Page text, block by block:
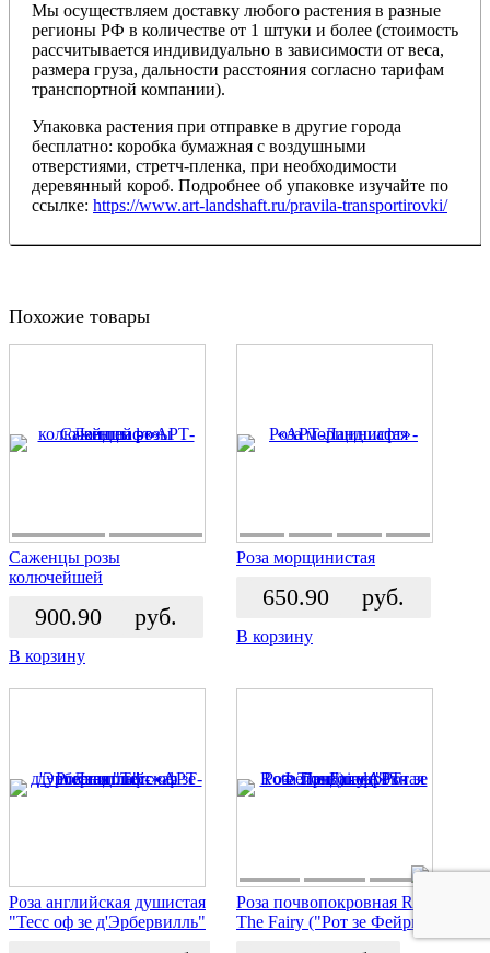
Мы осуществляем доставку любого растения в разные
регионы РФ в количестве от 1 штуки и более (стоимость
рассчитывается индивидуально в зависимости от веса,
размера груза, дальности расстояния согласно тарифам
транспортной компании).
Упаковка растения при отправке в другие города
бесплатно: коробка бумажная с воздушными
отверстиями, стретч-пленка, при необходимости
деревянный короб. Подробнее об упаковке изучайте по
ссылке: https://www.art-landshaft.ru/pravila-transportirovki/
Похожие товары
Саженцы розы
колючейшей
900.90 руб.
В корзину
Роза морщинистая
650.90 руб.
В корзину
Роза английская душистая
"Тесс оф зе д'Эрбервилль"
Роза почвопокровная Rote
The Fairy ("Рот зе Фейри")